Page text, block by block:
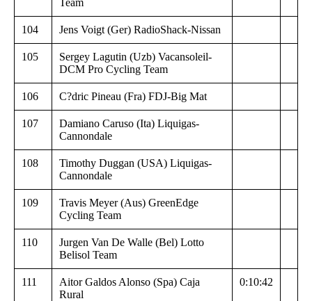
Team
104 Jens Voigt (Ger) RadioShack-Nissan
105
Sergey Lagutin (Uzb) Vacansoleil-
DCM Pro Cycling Team
106 C?dric Pineau (Fra) FDJ-Big Mat
107
Damiano Caruso (Ita) Liquigas-
Cannondale
108
Timothy Duggan (USA) Liquigas-
Cannondale
109
Travis Meyer (Aus) GreenEdge
Cycling Team
110
Jurgen Van De Walle (Bel) Lotto
Belisol Team
111
Aitor Galdos Alonso (Spa) Caja
Rural
0:10:42